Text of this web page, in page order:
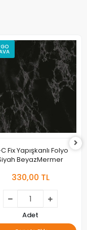
Fix Yapışkanlı Folyo
BeyazMermer
330,00 TL
Adet